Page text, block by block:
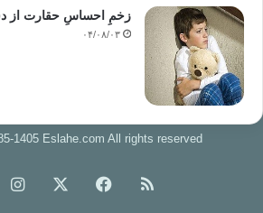
زخمِ احساسِ حقارت از
۰۴/۰۸/۰۳
1405 Eslahe.com All rights reserved
خوراک فیس